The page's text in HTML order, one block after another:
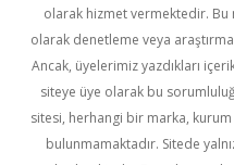
olarak hizmet vermektedir.
olarak denetleme veya
Ancak, üyelerimiz yazdıkları
siteye üye olarak bu
sitesi, herhangi bir marka, kurum
bulunmamaktadır. Sitede